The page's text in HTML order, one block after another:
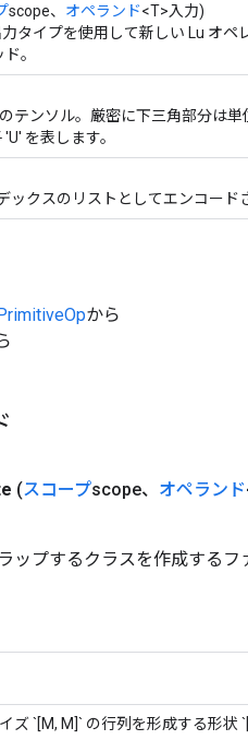
scope、 オペランド<T>入力)
タイプを使用して新しい Lu オ
。
のテンソル。厳密に下三角部分は
を表します。
ックスのリストとしてエンコード
から
(スコープscope、 オペランド
ップするクラスを作成するフ
ズ `[M, M]` の行列を形成する形状